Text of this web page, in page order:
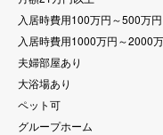
入居時費用100万円～500万円
入居時費用1000万円～2000
夫婦部屋あり
大浴場あり
ペット可
グループホーム